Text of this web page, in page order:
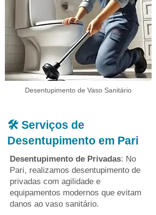
Desentupimento de Vaso Sanitário
🛠️ Serviços de
Desentupimento em Pari
Desentupimento de Privadas: No
Pari, realizamos desentupimento de
privadas com agilidade e
equipamentos modernos que evitam
danos ao vaso sanitário.